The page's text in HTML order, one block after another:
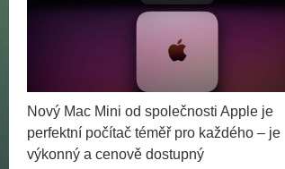
Nový Mac Mini od společnosti Apple je
perfektní počítač téměř pro každého – je
výkonný a cenově dostupný